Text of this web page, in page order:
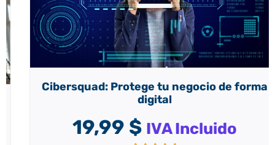
Cibersquad: Protege tu negocio de forma
digital
19,99$ IVA Incluido